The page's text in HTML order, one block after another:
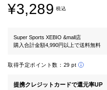
¥3,289 税込
Super Sports XEBIO &mall店
購入合計金額4,990円以上で送料無料
取得予定ポイント数： 29 pt
提携クレジットカードで還元率UP